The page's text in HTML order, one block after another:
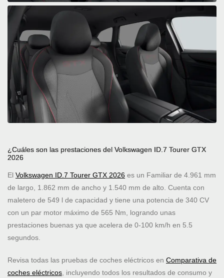
¿Cuáles son las prestaciones del Volkswagen ID.7 Tourer GTX
2026
El Volkswagen ID.7 Tourer GTX 2026 es un Familiar de 4.961 mm
de largo, 1.862 mm de ancho y 1.540 mm de alto. Cuenta con
maletero de 549 l de capacidad y tiene una potencia de 340 CV
con un par motor máximo de 565 Nm, logrando unas
prestaciones buenas ya que acelera de 0-100 km/h en 5.5
segundos.
Revisa todas las pruebas de coches eléctricos en Comparativa de
coches eléctricos, incluyendo todos los resultados de consumo y